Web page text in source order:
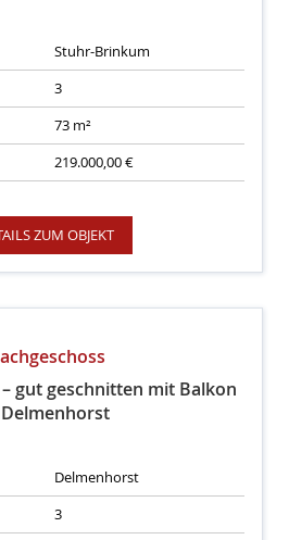
Stuhr-Brinkum
3
73 m²
219.000,00 €
ZUM OBJEKT
gut geschnitten mit Balkon
Delmenhorst
3